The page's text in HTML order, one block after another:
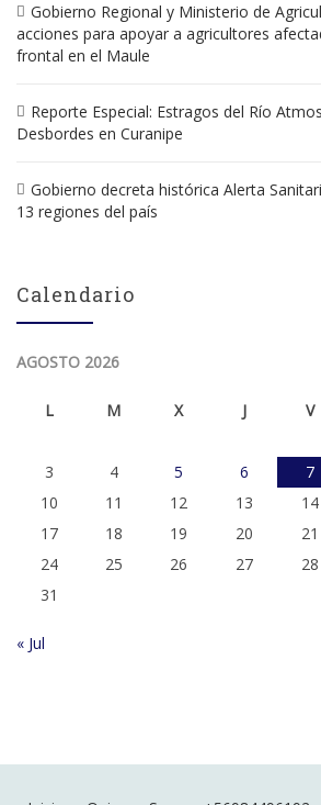
Gobierno Regional y Ministerio de
acciones para apoyar a agricultores
frontal en el Maule
Reporte Especial: Estragos del Río
Desbordes en Curanipe
Gobierno decreta histórica Alerta
13 regiones del país
Calendario
AGOSTO 2026
L M X J V
3
4 5 6 7
10
11 12 13 14
17
18 19 20 21
24
25 26 27 28
31
« Jul